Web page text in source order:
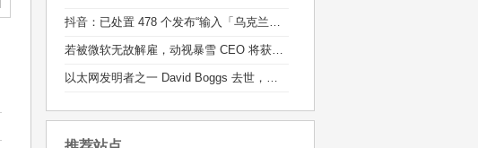
抖音：已处置 478 个发布“输入「乌克兰」有爆炸特效”等不实信息的违规账号
若被微软无故解雇，动视暴雪 CEO 将获得近 1 亿元离职补偿
以太网发明者之一 David Boggs 去世，享年 71 岁：他的成果造福了全球用户